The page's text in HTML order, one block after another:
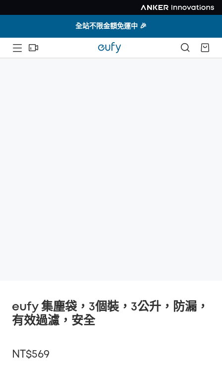
全站不限金額免運中 🎉
eufy 集塵袋，3個裝，3公升，防漏，
有效過濾，安全
NT$569